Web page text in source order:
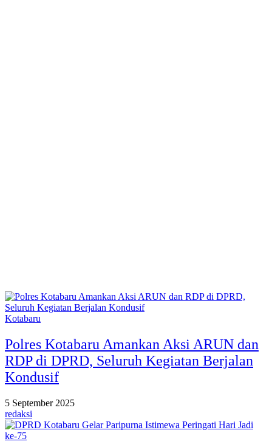
Kotabaru
Polres Kotabaru Amankan Aksi ARUN dan
RDP di DPRD, Seluruh Kegiatan Berjalan
Kondusif
5 September 2025
redaksi